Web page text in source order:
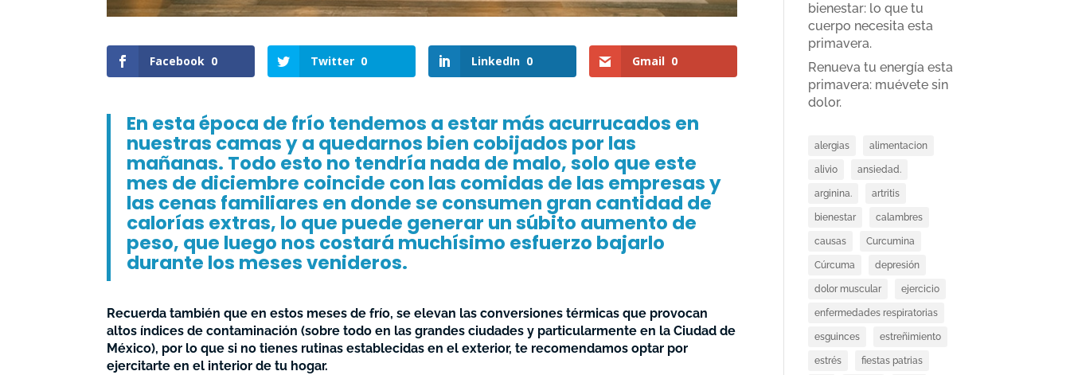
Facebook 0 Twitter 0 LinkedIn 0 Gmail 0
En esta época de frío tendemos a estar más acurrucados en
nuestras camas y a quedarnos bien cobijados por las
mañanas. Todo esto no tendría nada de malo, solo que este
mes de diciembre coincide con las comidas de las empresas y
las cenas familiares en donde se consumen gran cantidad de
calorías extras, lo que puede generar un súbito aumento de
peso, que luego nos costará muchísimo esfuerzo bajarlo
durante los meses venideros.
Recuerda también que en estos meses de frío, se elevan las conversiones térmicas que provocan
altos índices de contaminación (sobre todo en las grandes ciudades y particularmente en la Ciudad de
México), por lo que si no tienes rutinas establecidas en el exterior, te recomendamos optar por
ejercitarte en el interior de tu hogar.
bienestar: lo que tu
cuerpo necesita esta
primavera.
Renueva tu energía esta
primavera: muévete sin
dolor.
alergias alimentacion
alivio ansiedad.
arginina. artritis
bienestar calambres
causas Curcumina
Cúrcuma depresión
dolor muscular ejercicio
enfermedades respiratorias
esguinces estreñimiento
estrés fiestas patrias